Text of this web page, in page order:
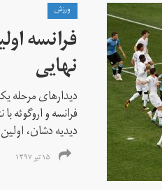
ورزش
فرانسه
نهایی
دیدیه دشان،
۱۵ تیر ۱۳۹۷